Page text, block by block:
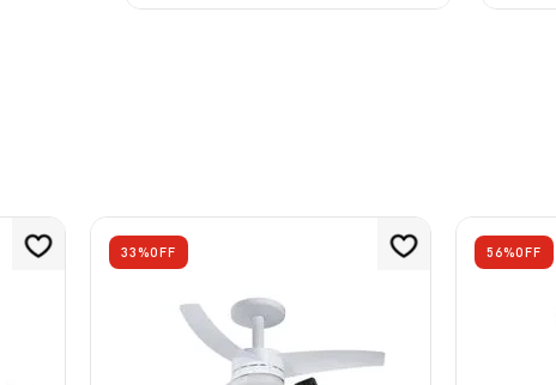
33%OFF 56%OFF